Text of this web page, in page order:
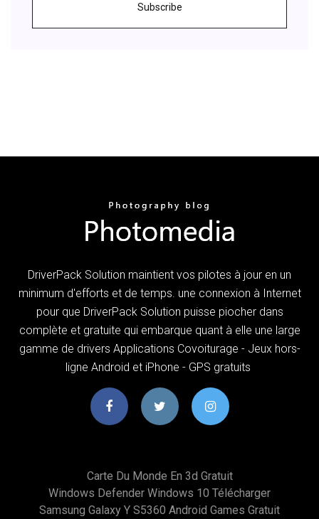
Subscribe
DriverPack Solution maintient vos pilotes à jour en un
minimum d'efforts et de temps. une connexion à Internet
pour que DriverPack Solution puisse piocher dans
complète et gratuite qui embarque quant à elle une large
gamme de drivers Applications Covoiturage - Jeux hors-
ligne Android et iPhone - GPS gratuits
Carte Du Monde En 3d Gratuit
Windows Defender Windows 10 Télécharger
Samsung Galaxy Y S5360 Android Games Gratuit